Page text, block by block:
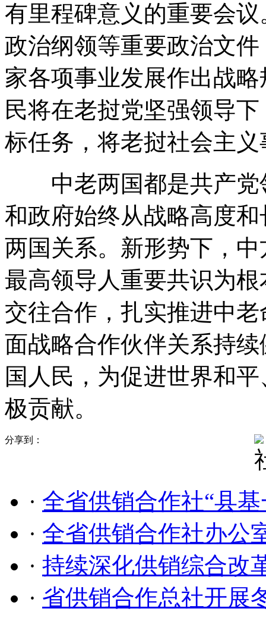
有里程碑意义的重要会
政治纲领等重要政治文
家各项事业发展作出战
民将在老挝党坚强领导
标任务，将老挝社会主
中老两国都是共产党
和政府始终从战略高度
两国关系。新形势下，
最高领导人重要共识为
交往合作，扎实推进中
面战略合作伙伴关系持
国人民，为促进世界和
极贡献。
分享到：
· 全省供销合作社“县
· 全省供销合作社办公
· 持续深化供销综合改
· 省供销合作总社开展